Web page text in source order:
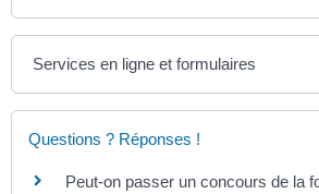
Services en ligne et formulaires
Questions ? Réponses !
Peut-on passer un concours de la